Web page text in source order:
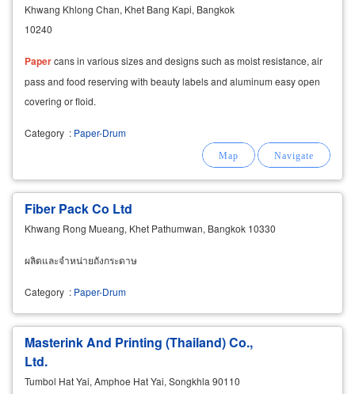
Khwang Khlong Chan, Khet Bang Kapi, Bangkok
10240
Papercans in various sizes and designs such as moist resistance, air
pass and food reserving with beauty labels and aluminum easy open
covering or floid.
Category : Paper-Drum
Fiber Pack Co Ltd
Khwang Rong Mueang, Khet Pathumwan, Bangkok 10330
ผลิตและจำหน่ายถังกระดาษ
Category : Paper-Drum
Masterink And Printing (Thailand) Co.,
Ltd.
Tumbol Hat Yai, Amphoe Hat Yai, Songkhla 90110